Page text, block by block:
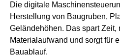
Die digitale
Herstellung von Baugruben,
Geländehöhen. Das spart Zeit,
Materialaufwand und sorgt für
Bauablauf.